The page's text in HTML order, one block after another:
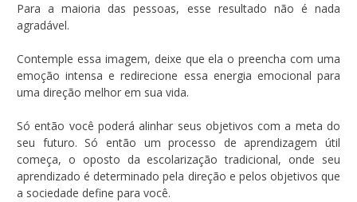
Para a maioria das pessoas, esse resultado não é nada
agradável.
Contemple essa imagem, deixe que ela o preencha com uma
emoção intensa e redirecione essa energia emocional para
uma direção melhor em sua vida.
Só então você poderá alinhar seus objetivos com a meta do
seu futuro. Só então um processo de aprendizagem útil
começa, o oposto da escolarização tradicional, onde seu
aprendizado é determinado pela direção e pelos objetivos que
a sociedade define para você.